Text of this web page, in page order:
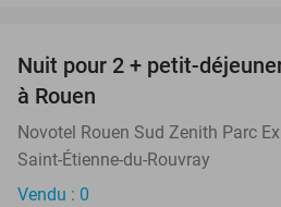
Nuit pour 2 + petit-
à Rouen
Novotel Rouen Sud Zenith Parc
Saint-Étienne-du-Rouvray
Vendu : 0